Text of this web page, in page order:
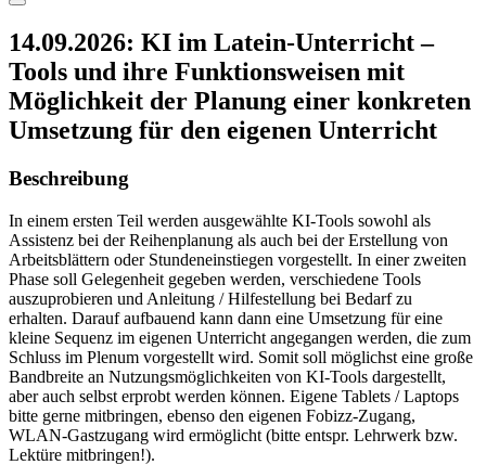
14.09.2026: KI im Latein-Unterricht –
Tools und ihre Funktionsweisen mit
Möglichkeit der Planung einer konkreten
Umsetzung für den eigenen Unterricht
Beschreibung
In einem ersten Teil werden ausgewählte KI-Tools sowohl als
Assistenz bei der Reihenplanung als auch bei der Erstellung von
Arbeitsblättern oder Stundeneinstiegen vorgestellt. In einer zweiten
Phase soll Gelegenheit gegeben werden, verschiedene Tools
auszuprobieren und Anleitung / Hilfestellung bei Bedarf zu
erhalten. Darauf aufbauend kann dann eine Umsetzung für eine
kleine Sequenz im eigenen Unterricht angegangen werden, die zum
Schluss im Plenum vorgestellt wird. Somit soll möglichst eine große
Bandbreite an Nutzungsmöglichkeiten von KI-Tools dargestellt,
aber auch selbst erprobt werden können. Eigene Tablets / Laptops
bitte gerne mitbringen, ebenso den eigenen Fobizz-Zugang,
WLAN-Gastzugang wird ermöglicht (bitte entspr. Lehrwerk bzw.
Lektüre mitbringen!).